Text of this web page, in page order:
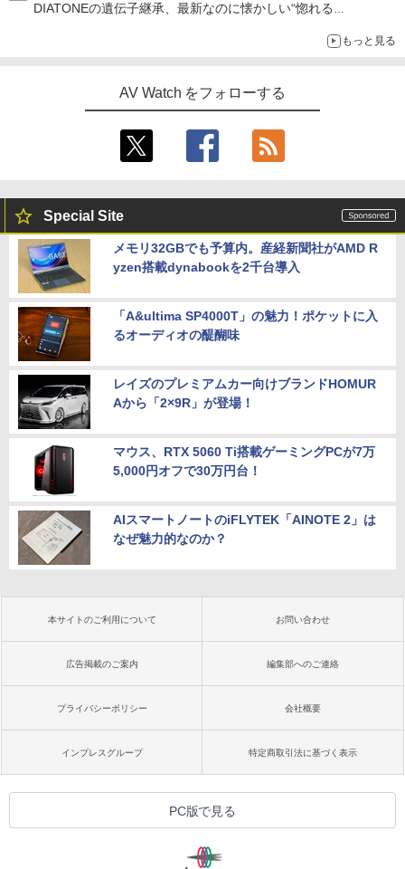
DIATONEの遺伝子継承、最新なのに懐かしい“惚れる
もっと見る
AV Watch をフォローする
Special Site
メモリ32GBでも予算内。産経新聞社がAMD R
yzen搭載dynabookを2千台導入
「A&ultima SP4000T」の魅力！ポケットに入
るオーディオの醍醐味
レイズのプレミアムカー向けブランドHOMUR
Aから「2×9R」が登場！
マウス、RTX 5060 Ti搭載ゲーミングPCが7万
5,000円オフで30万円台！
AIスマートノートのiFLYTEK「AINOTE 2」は
なぜ魅力的なのか？
本サイトのご利用について お問い合わせ
広告掲載のご案内 編集部へのご連絡
プライバシーポリシー 会社概要
インプレスグループ 特定商取引法に基づく表示
PC版で見る